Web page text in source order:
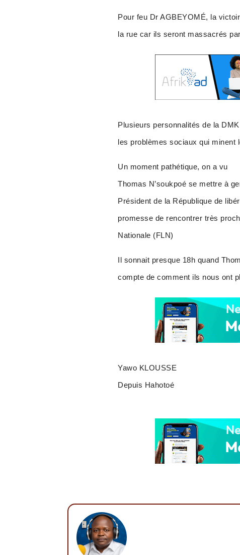
Pour feu Dr AGBEYOMÉ, la
la rue car ils seront massacrés
Plusieurs personnalités de la
les problèmes sociaux qui minent
Un moment pathétique, on a vu
Thomas N’soukpoé se mettre à
Président de la République de
promesse de rencontrer très
Nationale (FLN)
Il sonnait presque 18h quand
compte de comment ils nous ont
Yawo KLOUSSE
Depuis Hahotoé